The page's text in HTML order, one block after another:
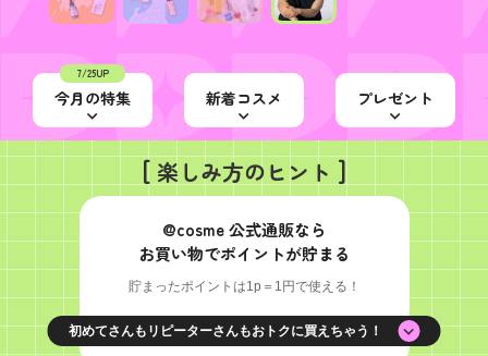
7/25UP
今月の特集 新着コスメ プレゼント
[ 楽しみ方のヒント ]
@cosme 公式通販なら
お買い物でポイントが貯まる
貯まったポイントは1p＝1円で使える！
初めてさんもリピーターさんもおトクに買えちゃう！